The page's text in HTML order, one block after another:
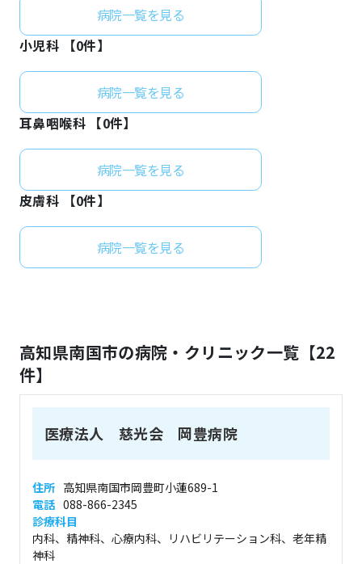
病院一覧を見る
小児科 【0件】
病院一覧を見る
耳鼻咽喉科 【0件】
病院一覧を見る
皮膚科 【0件】
病院一覧を見る
高知県南国市の病院・クリニック一覧【22
件】
医療法人 慈光会 岡豊病院
住所 高知県南国市岡豊町小蓮689-1
電話 088-866-2345
診療科目
内科、精神科、心療内科、リハビリテーション科、老年精
神科